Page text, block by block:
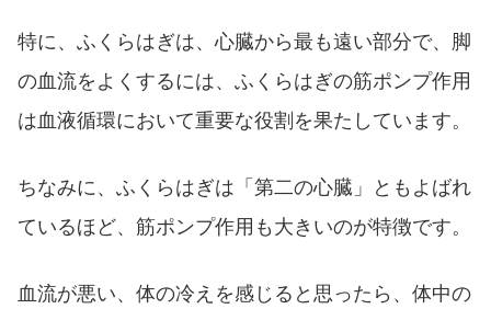
特に、ふくらはぎは、心臓から最も遠い部分で、脚
の血流をよくするには、ふくらはぎの筋ポンプ作用
は血液循環において重要な役割を果たしています。
ちなみに、ふくらはぎは「第二の心臓」ともよばれ
ているほど、筋ポンプ作用も大きいのが特徴です。
血流が悪い、体の冷えを感じると思ったら、体中の